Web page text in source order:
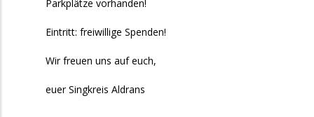
Parkplätze vorhanden!
Eintritt: freiwillige Spenden!
Wir freuen uns auf euch,
euer Singkreis Aldrans